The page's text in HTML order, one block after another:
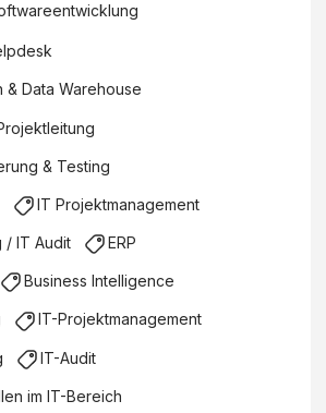
& Data Warehouse
& Testing
IT Projektmanagement
/ IT Audit ERP
Business Intelligence
IT-Projektmanagement
IT-Audit
im IT-Bereich